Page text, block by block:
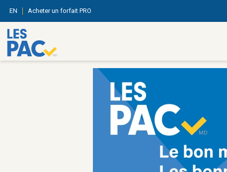
EN Acheter un forfait PRO